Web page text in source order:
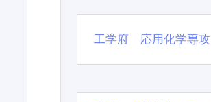
工学府 応用化学専攻